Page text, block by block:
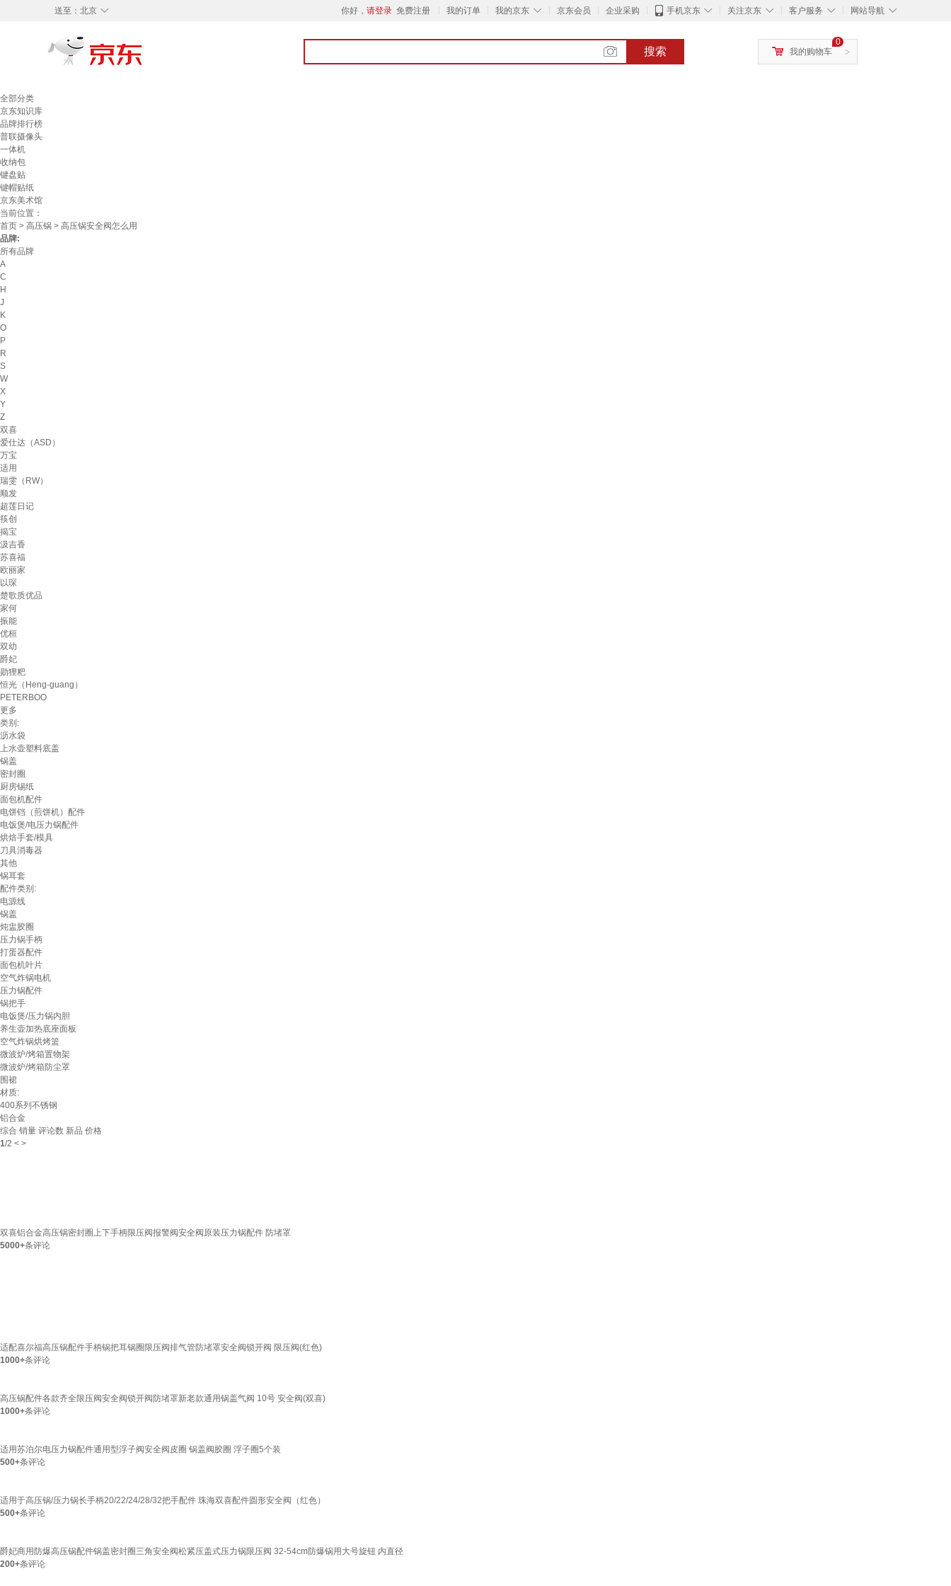
◇
送至： 北京 你好， 请登录 免费注册 我的订单 ◇
我的京东 京东会员 企业采购 ◇
手机京东 ◇
关注京东 ◇
客户服务 ◇
网站导航
搜索 >
0
我的购物车
全部分类
京东知识库
品牌排行榜
普联摄像头
一体机
收纳包
键盘贴
键帽贴纸
京东美术馆
当前位置：
首页 > 高压锅 > 高压锅安全阀怎么用
品牌:
所有品牌
A
C
H
J
K
O
P
R
S
W
X
Y
Z
双喜
爱仕达（ASD）
万宝
适用
瑞雯（RW）
顺发
超莲日记
筷创
揭宝
汲吉香
苏喜福
欧丽家
以琛
楚歌质优品
家何
振能
优桓
双幼
爵妃
勋狸粑
恒光（Heng-guang）
PETERBOO
更多
类别:
沥水袋
上水壶塑料底盖
锅盖
密封圈
厨房锡纸
面包机配件
电饼铛（煎饼机）配件
电饭煲/电压力锅配件
烘焙手套/模具
刀具消毒器
其他
锅耳套
配件类别:
电源线
锅盖
炖盅胶圈
压力锅手柄
打蛋器配件
面包机叶片
空气炸锅电机
压力锅配件
锅把手
电饭煲/压力锅内胆
养生壶加热底座面板
空气炸锅烘烤篮
微波炉/烤箱置物架
微波炉/烤箱防尘罩
围裙
材质:
400系列不锈钢
铝合金
综合 销量 评论数 新品 价格
1/2 < >
双喜铝合金高压锅密封圈上下手柄限压阀报警阀安全阀原装压力锅配件 防堵罩
5000+条评论
适配喜尔福高压锅配件手柄锅把耳锅圈限压阀排气管防堵罩安全阀锁开阀 限压阀(红色)
1000+条评论
高压锅配件各款齐全限压阀安全阀锁开阀防堵罩新老款通用锅盖气阀 10号 安全阀(双喜)
1000+条评论
适用苏泊尔电压力锅配件通用型浮子阀安全阀皮圈 锅盖阀胶圈 浮子圈5个装
500+条评论
适用于高压锅/压力锅长手柄20/22/24/28/32把手配件 珠海双喜配件圆形安全阀（红色）
500+条评论
爵妃商用防爆高压锅配件锅盖密封圈三角安全阀松紧压盖式压力锅限压阀 32-54cm防爆锅用大号旋钮 内直径
200+条评论